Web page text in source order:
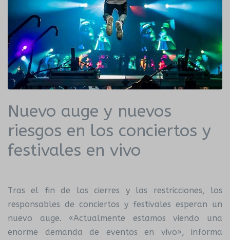
Nuevo auge y nuevos
riesgos en los conciertos y
festivales en vivo
Tras el fin de los cierres y las restricciones, los
responsables de conciertos y festivales esperan un
nuevo auge. «Actualmente estamos viendo una
enorme demanda de eventos en vivo», informa